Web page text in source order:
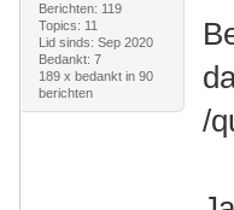
Berichten: 119
Topics: 11
Lid sinds: Sep 2020
Bedankt: 7
189 x bedankt in 90
berichten
/